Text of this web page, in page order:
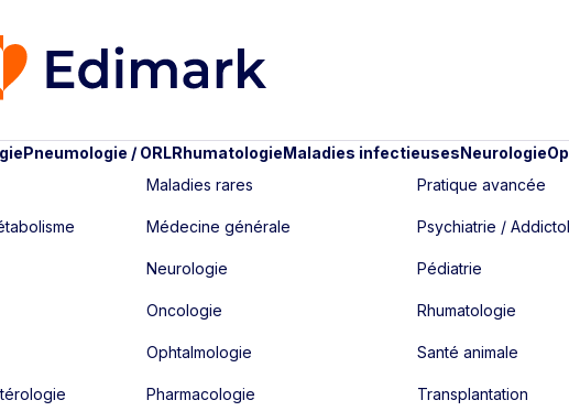
Pneumologie / ORLRhumatologieMaladies infectieusesNeurologie
Maladies rares
Médecine générale
Neurologie
Oncologie
Ophtalmologie
Pharmacologie
Pratique avancée
Psychiatrie /
Pédiatrie
Rhumatologie
Santé animale
Transplantation